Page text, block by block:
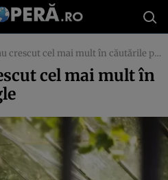
cel mai mult în căutările pe Google
cel mai mult în